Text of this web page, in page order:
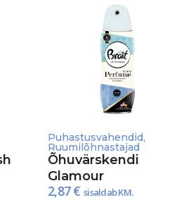
Puhastusvahendid,
Ruumilõhnastajad
Õhuvärskendi
Glamour
2,87€ sisaldab KM.